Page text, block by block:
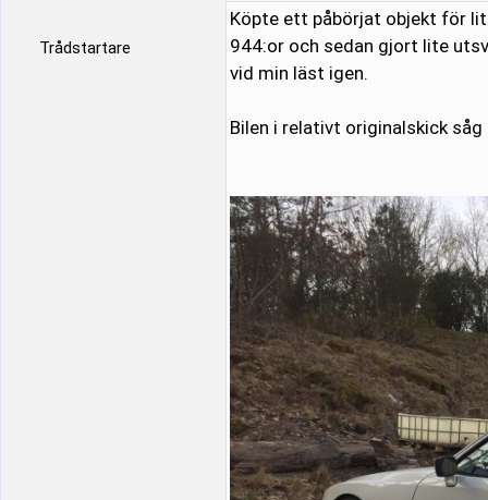
Trådstartare
Köpte ett påbörjat objekt för
944:or och sedan gjort lite
vid min läst igen.
Bilen i relativt originalskick såg